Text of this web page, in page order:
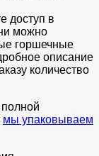
доступ в
можно
горшечные
описание
количество
мы упаковываем